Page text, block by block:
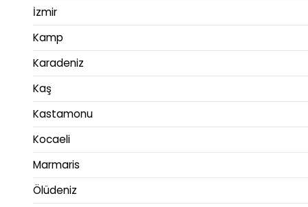
İzmir
Kamp
Karadeniz
Kaş
Kastamonu
Kocaeli
Marmaris
Ölüdeniz